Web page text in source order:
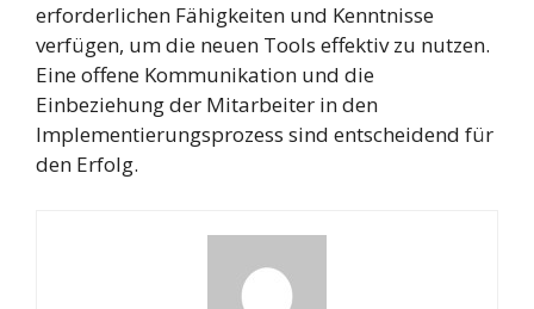
erforderlichen Fähigkeiten und Kenntnisse
verfügen, um die neuen Tools effektiv zu nutzen.
Eine offene Kommunikation und die
Einbeziehung der Mitarbeiter in den
Implementierungsprozess sind entscheidend für
den Erfolg.